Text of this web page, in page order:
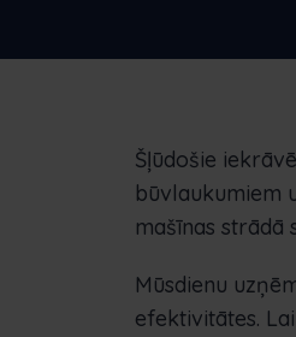
Šļūdošie
būvlaukumiem
mašīnas strādā
Mūsdienu
efektivitātes.